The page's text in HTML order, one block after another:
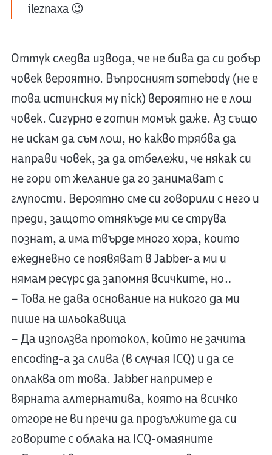
ileznaxa 😉
Оттук следва извода, че не бива да си добър
човек вероятно. Въпросният somebody (не е
това истинския му nick) вероятно не е лош
човек. Сигурно е готин момък даже. Аз също
не искам да съм лош, но какво трябва да
направи човек, за да отбележи, че някак си
не гори от желание да го занимават с
глупости. Вероятно сме си говорили с него и
преди, защото отнякъде ми се струва
познат, а има твърде много хора, които
ежедневно се появяват в Jabber-а ми и
нямам ресурс да запомня всичките, но…
– Това не дава основание на никого да ми
пише на шльокавица
– Да използва протокол, който не зачита
encoding-а за слива (в случая ICQ) и да се
оплаква от това. Jabber например е
вярната алтернатива, която на всичко
отгоре не ви пречи да продължите да си
говорите с облака на ICQ-омаяните